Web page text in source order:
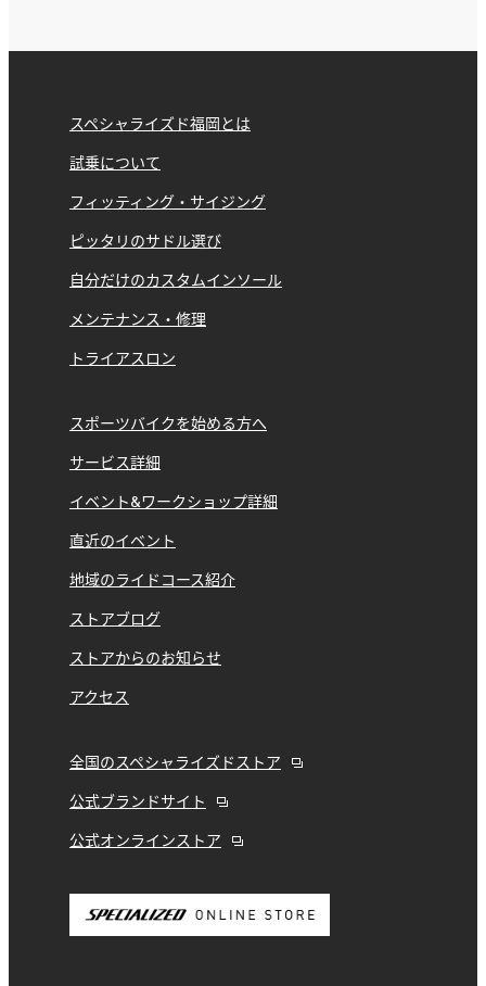
スペシャライズド福岡とは
試乗について
フィッティング・サイジング
ピッタリのサドル選び
自分だけのカスタムインソール
メンテナンス・修理
トライアスロン
スポーツバイクを始める方へ
サービス詳細
イベント&ワークショップ詳細
直近のイベント
地域のライドコース紹介
ストアブログ
ストアからのお知らせ
アクセス
全国のスペシャライズドストア
公式ブランドサイト
公式オンラインストア